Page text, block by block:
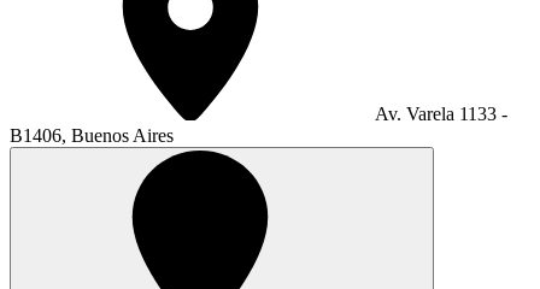
Av. Varela 1133 -
B1406, Buenos Aires